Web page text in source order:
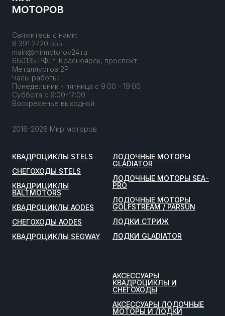
МОТОРОВ
Свяжитесь с нами:
8 391 2720 555
main@mirmotorov24.ru
660135 РФ, г. Красноярск, проспект
Металлургов 2Р
Часы работы:
Понедельник - пятница с 9:00 - 19:00
Суббота с 9:00-17:00
Воскресенье выходной
2016-2026 Мир моторов
КВАДРОЦИКЛЫ STELS
СНЕГОХОДЫ STELS
КВАДРИЦИКЛЫ
BALTMOTORS
КВАДРОЦИКЛЫ AODES
СНЕГОХОДЫ AODES
КВАДРОЦИКЛЫ SEGWAY
ЛОДОЧНЫЕ МОТОРЫ
GLADIATOR
ЛОДОЧНЫЕ МОТОРЫ SEA-
PRO
ЛОДОЧНЫЕ МОТОРЫ
GOLFSTREAM / PARSUN
ЛОДКИ СТРИЖ
ЛОДКИ GLADIATOR
АКСЕССУАРЫ
КВАДРОЦИКЛЫ И
СНЕГОХОДЫ
АКСЕССУАРЫ ЛОДОЧНЫЕ
МОТОРЫ И ЛОДКИ